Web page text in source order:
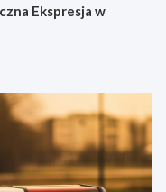
Ekspresja w